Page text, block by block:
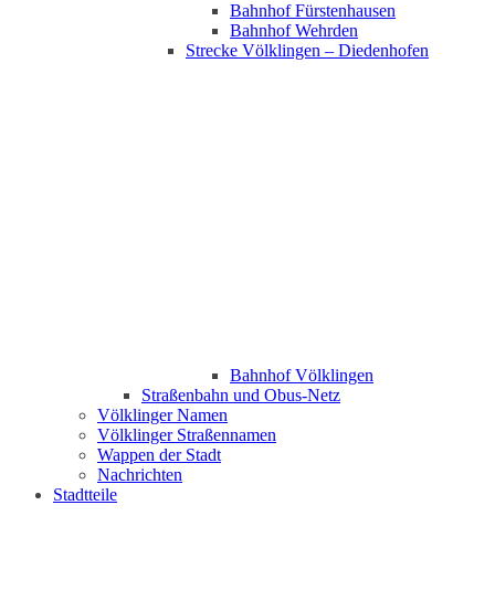
Bahnhof Fürstenhausen
Bahnhof Wehrden
Strecke Völklingen – Diedenhofen
Bahnhof Völklingen
Straßenbahn und Obus-Netz
Völklinger Namen
Völklinger Straßennamen
Wappen der Stadt
Nachrichten
Stadtteile